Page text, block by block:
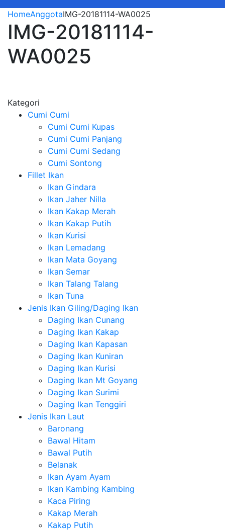
HomeAnggotaIMG-20181114-WA0025
IMG-20181114-
WA0025
Kategori
Cumi Cumi
Cumi Cumi Kupas
Cumi Cumi Panjang
Cumi Cumi Sedang
Cumi Sontong
Fillet Ikan
Ikan Gindara
Ikan Jaher Nilla
Ikan Kakap Merah
Ikan Kakap Putih
Ikan Kurisi
Ikan Lemadang
Ikan Mata Goyang
Ikan Semar
Ikan Talang Talang
Ikan Tuna
Jenis Ikan Giling/Daging Ikan
Daging Ikan Cunang
Daging Ikan Kakap
Daging Ikan Kapasan
Daging Ikan Kuniran
Daging Ikan Kurisi
Daging Ikan Mt Goyang
Daging Ikan Surimi
Daging Ikan Tenggiri
Jenis Ikan Laut
Baronang
Bawal Hitam
Bawal Putih
Belanak
Ikan Ayam Ayam
Ikan Kambing Kambing
Kaca Piring
Kakap Merah
Kakap Putih